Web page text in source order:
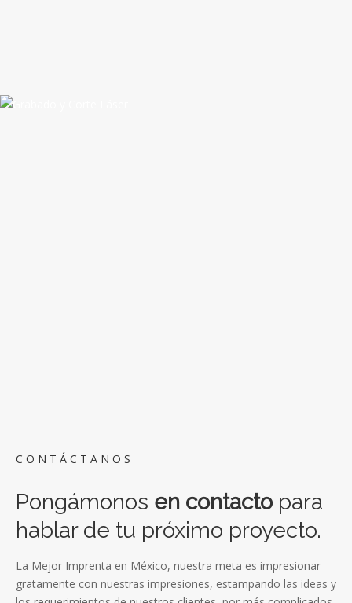
CONTÁCTANOS
Pongámonos en contacto para
hablar de tu próximo proyecto.
La Mejor Imprenta en México, nuestra meta es impresionar
gratamente con nuestras impresiones, estampando las ideas y